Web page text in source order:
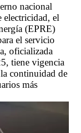
nacional
electricidad, el
(EPRE)
el servicio
oficializada
tiene vigencia
continuidad de
más